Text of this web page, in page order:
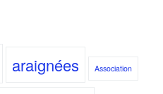
araignées Association